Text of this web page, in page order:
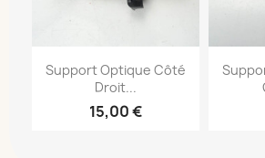
Support Optique Côté
Droit...
15,00 €